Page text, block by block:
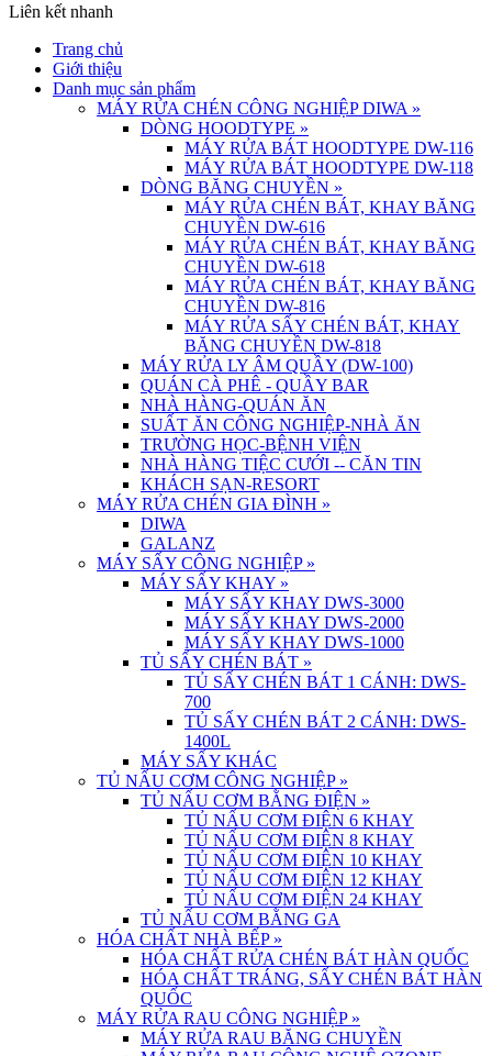
Liên kết nhanh
Trang chủ
Giới thiệu
Danh mục sản phẩm
MÁY RỬA CHÉN CÔNG NGHIỆP DIWA »
DÒNG HOODTYPE »
MÁY RỬA BÁT HOODTYPE DW-116
MÁY RỬA BÁT HOODTYPE DW-118
DÒNG BĂNG CHUYỀN »
MÁY RỬA CHÉN BÁT, KHAY BĂNG
CHUYỀN DW-616
MÁY RỬA CHÉN BÁT, KHAY BĂNG
CHUYỀN DW-618
MÁY RỬA CHÉN BÁT, KHAY BĂNG
CHUYỀN DW-816
MÁY RỬA SẤY CHÉN BÁT, KHAY
BĂNG CHUYỀN DW-818
MÁY RỬA LY ÂM QUẦY (DW-100)
QUÁN CÀ PHÊ - QUẦY BAR
NHÀ HÀNG-QUÁN ĂN
SUẤT ĂN CÔNG NGHIỆP-NHÀ ĂN
TRƯỜNG HỌC-BỆNH VIỆN
NHÀ HÀNG TIỆC CƯỚI -- CĂN TIN
KHÁCH SẠN-RESORT
MÁY RỬA CHÉN GIA ĐÌNH »
DIWA
GALANZ
MÁY SẤY CÔNG NGHIỆP »
MÁY SẤY KHAY »
MÁY SẤY KHAY DWS-3000
MÁY SẤY KHAY DWS-2000
MÁY SẤY KHAY DWS-1000
TỦ SẤY CHÉN BÁT »
TỦ SẤY CHÉN BÁT 1 CÁNH: DWS-
700
TỦ SẤY CHÉN BÁT 2 CÁNH: DWS-
1400L
MÁY SẤY KHÁC
TỦ NẤU CƠM CÔNG NGHIỆP »
TỦ NẤU CƠM BẰNG ĐIỆN »
TỦ NẤU CƠM ĐIỆN 6 KHAY
TỦ NẤU CƠM ĐIỆN 8 KHAY
TỦ NẤU CƠM ĐIỆN 10 KHAY
TỦ NẤU CƠM ĐIỆN 12 KHAY
TỦ NẤU CƠM ĐIỆN 24 KHAY
TỦ NẤU CƠM BẰNG GA
HÓA CHẤT NHÀ BẾP »
HÓA CHẤT RỬA CHÉN BÁT HÀN QUỐC
HÓA CHẤT TRÁNG, SẤY CHÉN BÁT HÀN
QUỐC
MÁY RỬA RAU CÔNG NGHIỆP »
MÁY RỬA RAU BĂNG CHUYỀN